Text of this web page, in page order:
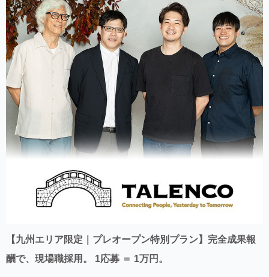
【九州エリア限定｜プレオープン特別プラン】完全成果報
酬で、現場職採用。 1応募 ＝ 1万円。